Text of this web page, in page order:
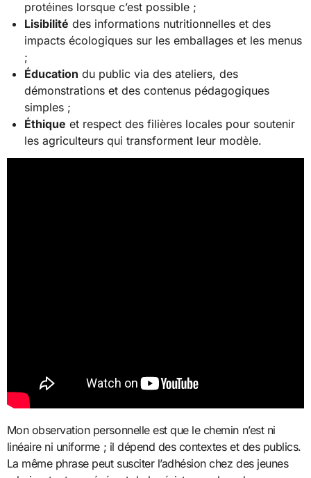
protéines lorsque c’est possible ;
Lisibilité des informations nutritionnelles et des
impacts écologiques sur les emballages et les menus
;
Éducation du public via des ateliers, des
démonstrations et des contenus pédagogiques
simples ;
Éthique et respect des filières locales pour soutenir
les agriculteurs qui transforment leur modèle.
Mon observation personnelle est que le chemin n’est ni
linéaire ni uniforme ; il dépend des contextes et des publics.
La même phrase peut susciter l’adhésion chez des jeunes